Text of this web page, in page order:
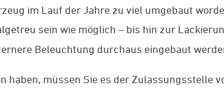
im Lauf der Jahre zu viel umgebaut
sein wie möglich – bis hin zur
Beleuchtung durchaus eingebaut
müssen Sie es der Zulassungsstelle